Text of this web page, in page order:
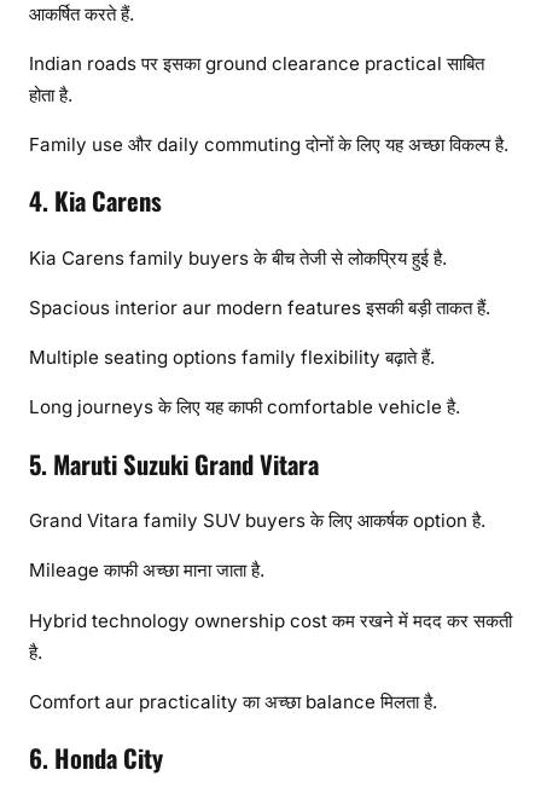
आकर्षित करते हैं.
Indian roads पर इसका ground clearance practical साबित
होता है.
Family use और daily commuting दोनों के लिए यह अच्छा विकल्प है.
4. Kia Carens
Kia Carens family buyers के बीच तेजी से लोकप्रिय हुई है.
Spacious interior aur modern features इसकी बड़ी ताकत हैं.
Multiple seating options family flexibility बढ़ाते हैं.
Long journeys के लिए यह काफी comfortable vehicle है.
5. Maruti Suzuki Grand Vitara
Grand Vitara family SUV buyers के लिए आकर्षक option है.
Mileage काफी अच्छा माना जाता है.
Hybrid technology ownership cost कम रखने में मदद कर सकती
है.
Comfort aur practicality का अच्छा balance मिलता है.
6. Honda City